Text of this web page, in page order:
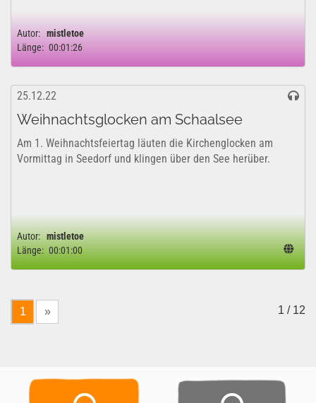
Autor: mistletoe
Länge: 00:01:26
25.12.22
Weihnachtsglocken am Schaalsee
Am 1. Weihnachtsfeiertag läuten die Kirchenglocken am
Vormittag in Seedorf und klingen über den See herüber.
Autor: mistletoe
Länge: 00:01:00
1 » 1 / 12